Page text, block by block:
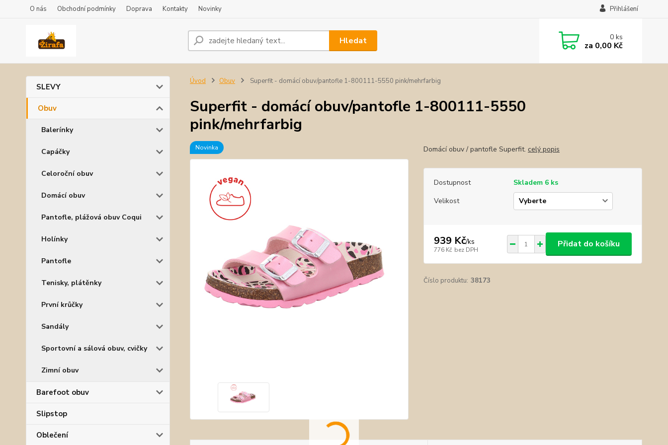
O nás Obchodní podmínky Doprava Kontakty Novinky Přihlášení
Hledat 0ks
za 0,00 Kč
SLEVY
Obuv
Balerínky
Capáčky
Celoroční obuv
Domácí obuv
Pantofle, plážová obuv Coqui
Holínky
Pantofle
Tenisky, plátěnky
První krůčky
Sandály
Sportovní a sálová obuv, cvičky
Zimní obuv
Barefoot obuv
Slipstop
Oblečení
Úvod Obuv Superfit - domácí obuv/pantofle 1-800111-5550 pink/mehrfarbig
Superfit - domácí obuv/pantofle 1-800111-5550
pink/mehrfarbig
Novinka Domácí obuv / pantofle Superfit. celý popis
Dostupnost
Skladem 6 ks
Velikost
939 Kč/ks
776 Kč bez DPH
Přidat do košíku
Číslo produktu: 38173